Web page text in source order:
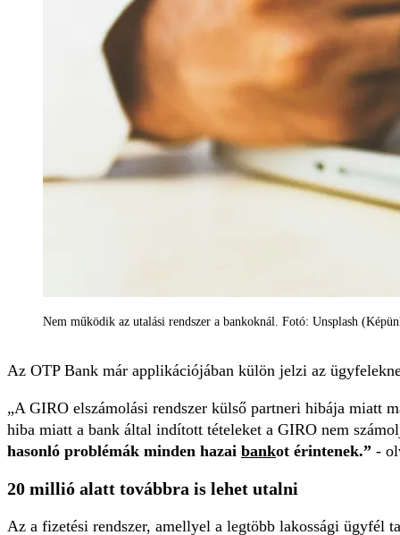
Nem működik az utalási rendszer a bankoknál. Fotó: Unsplash
Az OTP Bank már applikációjában külön jelzi az
„A GIRO elszámolási rendszer külső partneri hibája miatt
hiba miatt a bank által indított tételeket a GIRO nem
hasonló problémák minden hazai bankot érintenek.” -
20 millió alatt továbbra is lehet utalni
Az a fizetési rendszer, amellyel a legtöbb lakossági